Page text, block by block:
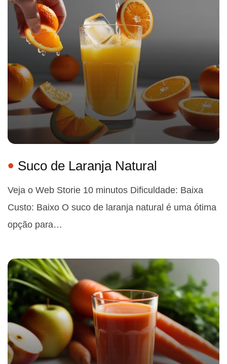
Suco de Laranja Natural
Veja o Web Storie 10 minutos Dificuldade: Baixa
Custo: Baixo O suco de laranja natural é uma ótima
opção para…